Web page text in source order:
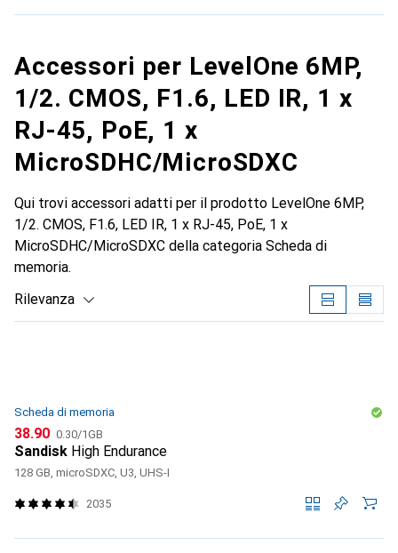
Accessori per LevelOne 6MP,
1/2. CMOS, F1.6, LED IR, 1 x
RJ-45, PoE, 1 x
MicroSDHC/MicroSDXC
Qui trovi accessori adatti per il prodotto LevelOne 6MP,
1/2. CMOS, F1.6, LED IR, 1 x RJ-45, PoE, 1 x
MicroSDHC/MicroSDXC della categoria Scheda di
memoria.
Rilevanza
Scheda di memoria
CHF
38.90 CHF
0.30/1GB
Sandisk High Endurance
128 GB, microSDXC, U3, UHS-I
2035